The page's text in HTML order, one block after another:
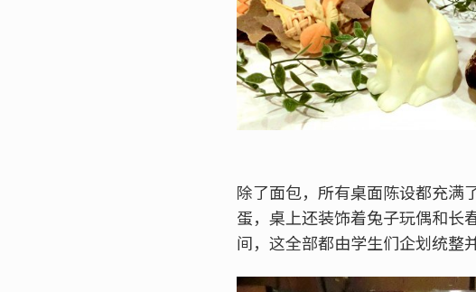
除了面包，所有桌面陈设都充满
蛋，桌上还装饰着兔子玩偶和长
间，这全部都由学生们企划统整